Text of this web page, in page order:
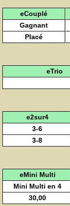
eCouplé
Gagnant
Placé
eTrio
e2sur4
3-6
3-8
eMini Multi
Mini Multi en 4
30,00